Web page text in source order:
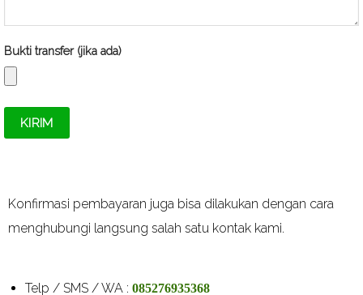
Bukti transfer (jika ada)
Konfirmasi pembayaran juga bisa dilakukan dengan cara
menghubungi langsung salah satu kontak kami.
Telp / SMS / WA : 085276935368